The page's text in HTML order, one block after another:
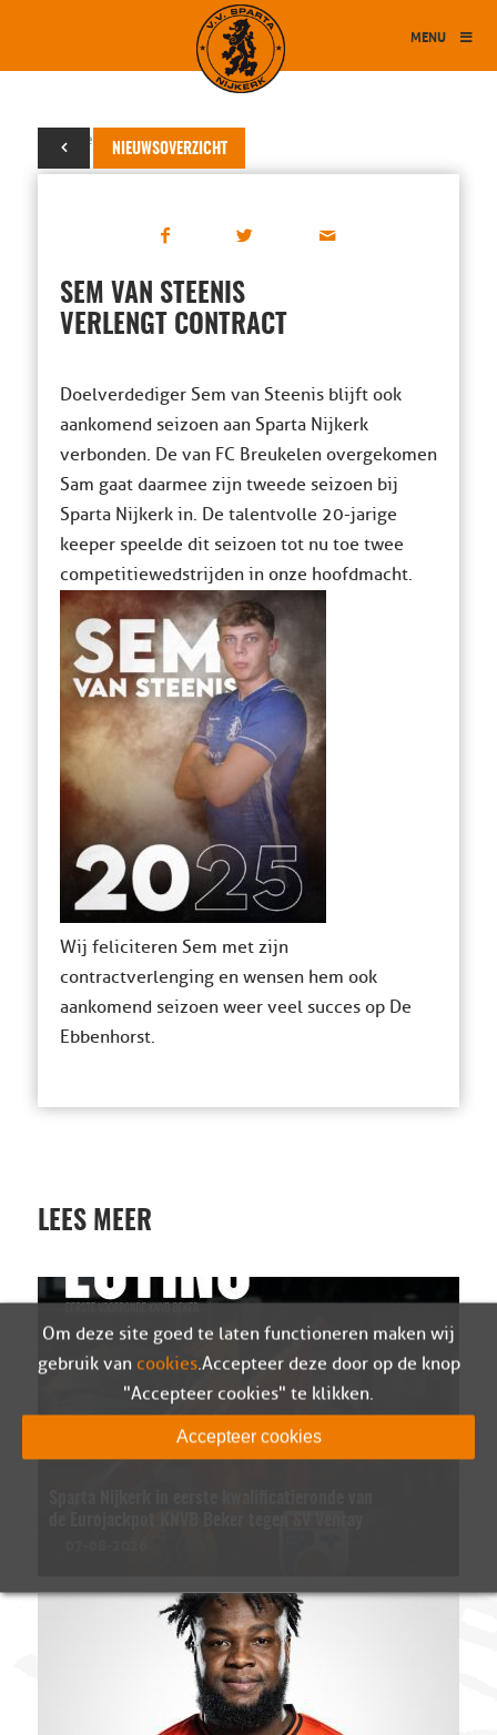
MENU
NIEUWSOVERZICHT
30 december 2023
SEM VAN STEENIS
VERLENGT CONTRACT
Doelverdediger Sem van Steenis blijft ook
aankomend seizoen aan Sparta Nijkerk
verbonden. De van FC Breukelen overgekomen
Sam gaat daarmee zijn tweede seizoen bij
Sparta Nijkerk in. De talentvolle 20-jarige
keeper speelde dit seizoen tot nu toe twee
competitiewedstrijden in onze hoofdmacht.
Wij feliciteren Sem met zijn
contractverlenging en wensen hem ook
aankomend seizoen weer veel succes op De
Ebbenhorst.
LEES MEER
Om deze site goed te laten functioneren maken wij
gebruik van cookies. Accepteer deze door op de knop
"Accepteer cookies" te klikken.
Accepteer cookies